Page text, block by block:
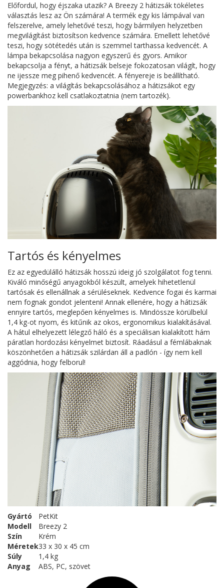
Előfordul, hogy éjszaka utazik? A Breezy 2 hátizsák tökéletes
választás lesz az Ön számára! A termék egy kis lámpával van
felszerelve, amely lehetővé teszi, hogy bármilyen helyzetben
megvilágítást biztosítson kedvence számára. Emellett lehetővé
teszi, hogy sötétedés után is szemmel tarthassa kedvencét. A
lámpa bekapcsolása nagyon egyszerű és gyors. Amikor
bekapcsolja a fényt, a hátizsák belseje fokozatosan világít, hogy
ne ijessze meg pihenő kedvencét. A fényereje is beállítható.
Megjegyzés: a világítás bekapcsolásához a hátizsákot egy
powerbankhoz kell csatlakoztatnia (nem tartozék).
Tartós és kényelmes
Ez az egyedülálló hátizsák hosszú ideig jó szolgálatot fog tenni.
Kiváló minőségű anyagokból készült, amelyek hihetetlenül
tartósak és ellenállnak a sérüléseknek. Kedvence fogai és karmai
nem fognak gondot jelenteni! Annak ellenére, hogy a hátizsák
ennyire tartós, meglepően kényelmes is. Mindössze körülbelül
1,4 kg-ot nyom, és kitűnik az okos, ergonomikus kialakításával.
A hátul elhelyezett lélegző háló és a speciálisan kialakított hám
páratlan hordozási kényelmet biztosít. Ráadásul a fémlábaknak
köszönhetően a hátizsák szilárdan áll a padlón - így nem kell
aggódnia, hogy felborul!
Gyártó
PetKit
Modell
Breezy 2
Szín
Krém
Méretek33 x 30 x 45 cm
Súly
1,4 kg
Anyag
ABS, PC, szövet